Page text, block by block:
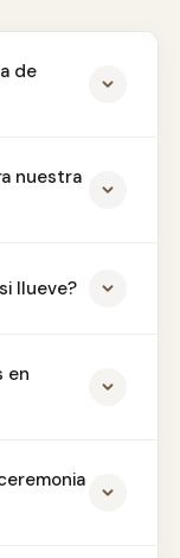
de
nuestra
llueve?
en